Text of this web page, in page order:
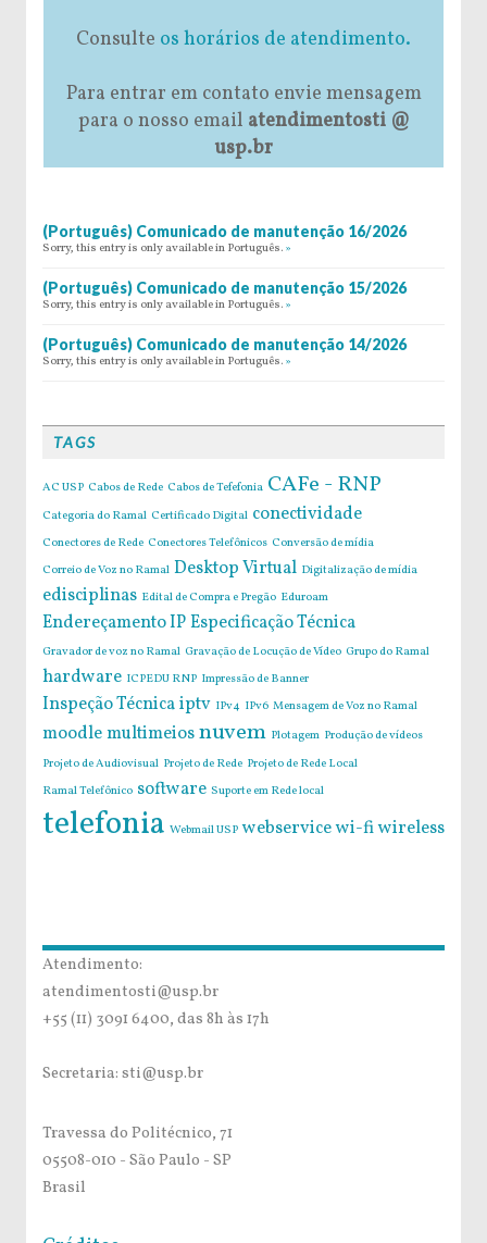
Consulte os horários de atendimento.
Para entrar em contato envie mensagem
para o nosso email atendimentosti @
usp.br
(Português) Comunicado de manutenção 16/2026
Sorry, this entry is only available in Português. »
(Português) Comunicado de manutenção 15/2026
Sorry, this entry is only available in Português. »
(Português) Comunicado de manutenção 14/2026
Sorry, this entry is only available in Português. »
TAGS
AC USP Cabos de Rede Cabos de Tefefonia CAFe - RNP
Categoria do Ramal Certificado Digital conectividade
Conectores de Rede Conectores Telefônicos Conversão de mídia
Correio de Voz no Ramal Desktop Virtual Digitalização de mídia
edisciplinas Edital de Compra e Pregão Eduroam
Endereçamento IPEspecificação Técnica
Gravador de voz no Ramal Gravação de Locução de Vídeo Grupo do Ramal
hardware ICPEDU RNP Impressão de Banner
Inspeção Técnicaiptv IPv4 IPv6 Mensagem de Voz no Ramal
moodlemultimeiosnuvem Plotagem Produção de vídeos
Projeto de Audiovisual Projeto de Rede Projeto de Rede Local
Ramal Telefônico software Suporte em Rede local
telefonia Webmail USP webservicewi-fiwireless
Atendimento:
atendimentosti@usp.br
+55 (11) 3091 6400, das 8h às 17h
Secretaria: sti@usp.br
Travessa do Politécnico, 71
05508-010 - São Paulo - SP
Brasil